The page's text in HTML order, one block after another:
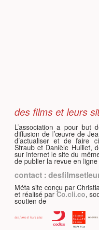
des films et leurs
L’association a pour but
diffusion de l’œuvre de
d’actualiser et de faire
Straub et Danièle Huillet,
sur internet le site du
de publier la revue en
contact :
Méta site conçu par
et réalisé par Co.cli.co,
soutien de